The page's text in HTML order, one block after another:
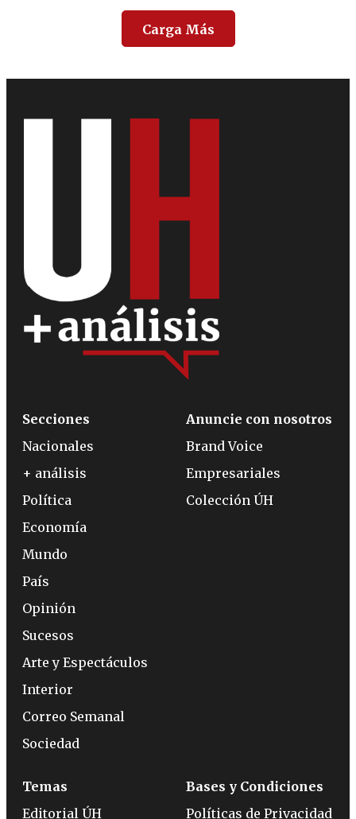
Carga Más
Secciones
Nacionales
+ análisis
Política
Economía
Mundo
País
Opinión
Sucesos
Arte y Espectáculos
Interior
Correo Semanal
Sociedad
Anuncie con nosotros
Brand Voice
Empresariales
Colección ÚH
Temas
Editorial ÚH
Bases y Condiciones
Políticas de Privacidad